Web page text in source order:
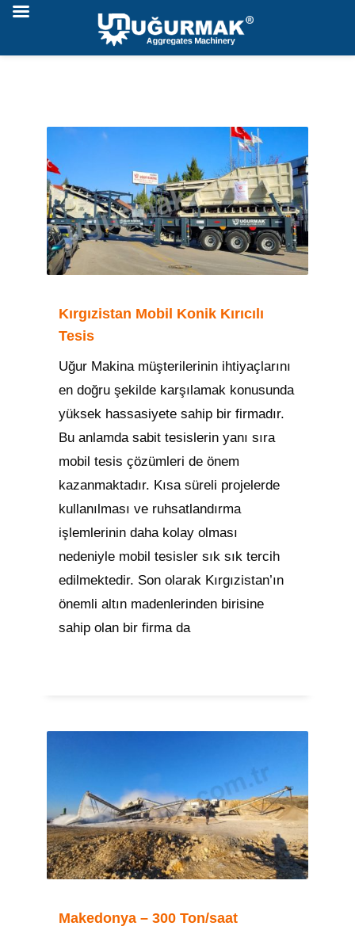
Kırgızistan Mobil Konik Kırıcılı
Tesis
Uğur Makina müşterilerinin ihtiyaçlarını
en doğru şekilde karşılamak konusunda
yüksek hassasiyete sahip bir firmadır.
Bu anlamda sabit tesislerin yanı sıra
mobil tesis çözümleri de önem
kazanmaktadır. Kısa süreli projelerde
kullanılması ve ruhsatlandırma
işlemlerinin daha kolay olması
nedeniyle mobil tesisler sık sık tercih
edilmektedir. Son olarak Kırgızistan’ın
önemli altın madenlerinden birisine
sahip olan bir firma da
Makedonya – 300 Ton/saat